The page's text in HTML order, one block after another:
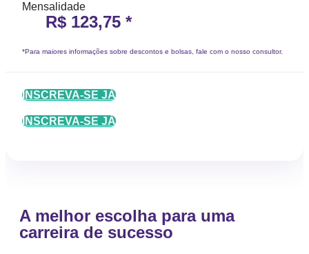
Mensalidade
R$ 123,75 *
*Para maiores informações sobre descontos e bolsas, fale com o nosso consultor.
INSCREVA-SE JÁ
INSCREVA-SE JÁ
A melhor escolha para uma
carreira de sucesso